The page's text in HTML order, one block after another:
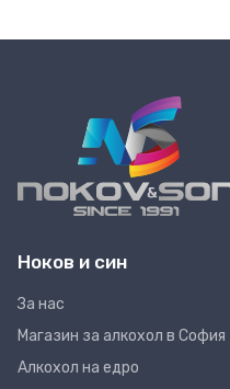
Ноков и син
За нас
Магазин за алкохол в София
Алкохол на едро